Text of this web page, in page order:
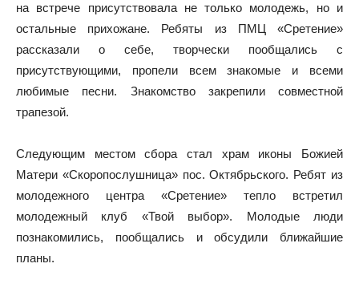
на встрече присутствовала не только молодежь, но и
остальные прихожане. Ребяты из ПМЦ «Сретение»
рассказали о себе, творчески пообщались с
присутствующими, пропели всем знакомые и всеми
любимые песни. Знакомство закрепили совместной
трапезой.
Следующим местом сбора стал храм иконы Божией
Матери «Скоропослушница» пос. Октябрьского. Ребят из
молодежного центра «Сретение» тепло встретил
молодежный клуб «Твой выбор». Молодые люди
познакомились, пообщались и обсудили ближайшие
планы.